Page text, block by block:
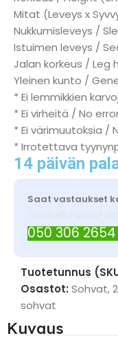
Mitat (Leveys x
Nukkumisleveys /
Istuimen leveys /
Jalan korkeus / Leg
Yleinen kunto /
* Ei lemmikkien
* Ei virheitä / No
* Ei värimuutoksia /
* Irrotettava
14 päivän
Saat vastaukset
Tarvitsetko apua?
050 306
Tuotetunnus
Osastot: Sohvat,
sohvat
Kuvaus